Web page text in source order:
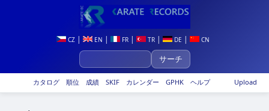
CZ| EN | FR| TR| DE | CN
Upload
カタログ 順位 成績 SKIF カレンダー GPHK ヘルプ